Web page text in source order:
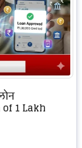
1 Lakh